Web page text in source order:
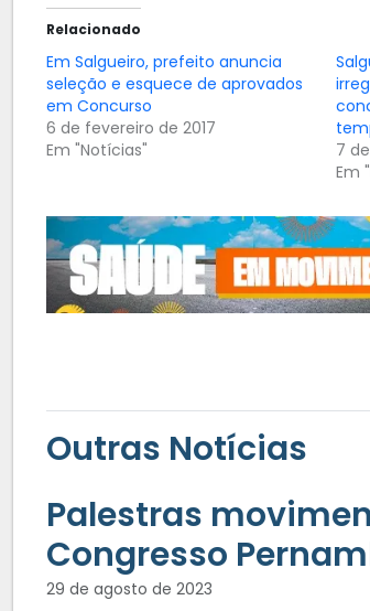
Relacionado
Em Salgueiro, prefeito anuncia
seleção e esquece de aprovados
em Concurso
6 de fevereiro de 2017
Em "Notícias"
7
Em
Outras Notícias
Palestras
Congresso
29 de agosto de 2023